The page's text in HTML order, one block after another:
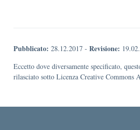
Pubblicato: 28.12.2017 - Revisione:
Eccetto dove diversamente specificato,
rilasciato sotto Licenza Creative Commons